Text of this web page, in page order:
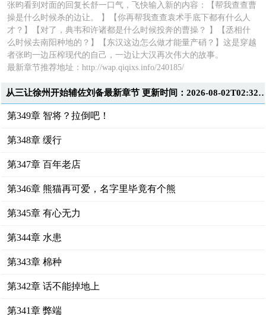
张昀看到对面的回复长舒一口气，飞快输入新的内容：【帮我查查曹
操是什么时候杀的边让。 】【你再帮我查查袁术手底下都有什么人
才？】【对了，典韦和许诸都是什么时候投奔的曹操？ 】【丞相什
么时候去南阳种地的？】【东汉这边怎么做才能量产硝？】这是穿越
者张昀一边压榨现代的自己，一边让大汉再次伟大的故事。
最新章节推荐地址：http://wap.qiqixs.info/240185/
从三让徐州开始辅佐刘备最新章节 更新时间：
第349章 智将？拉倒吧！
第348章 缓行
第347章 百年老店
第346章 熊猫再可爱，名字里毕竟有个熊
第345章 有心无力
第344章 水患
第343章 棉种
第342章 话不能掉地上
第341章 弊端